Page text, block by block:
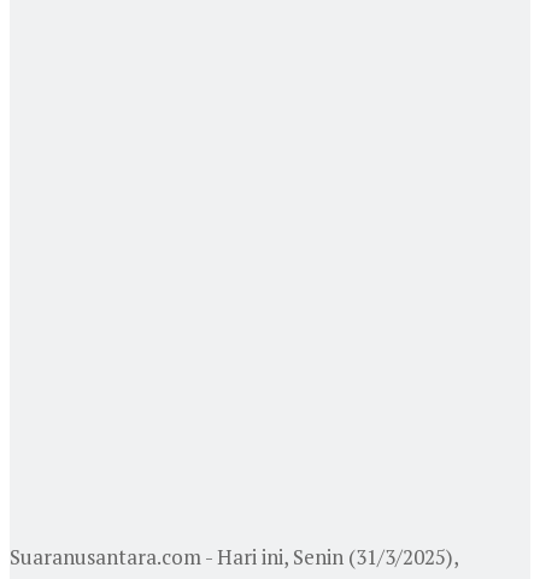
Suaranusantara.com - Hari ini, Senin (31/3/2025),